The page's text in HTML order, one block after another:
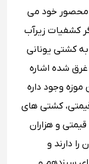
محصور خود می
کشفیات زیرآب
کشتی یونانی
غرق شده اشاره
وجود داره
کشتی های
و هزاران
دارند و